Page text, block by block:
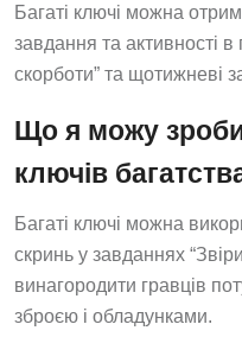
Багаті ключі можна
завдання та активності
скорботи” та щотижневі
Що я можу
ключів
Багаті ключі можна
скринь у завданнях
винагородити гравців
зброєю і обладунками.